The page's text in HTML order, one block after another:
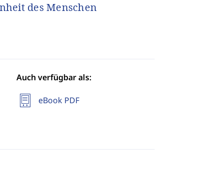
des Menschen
Auch verfügbar als:
eBook PDF